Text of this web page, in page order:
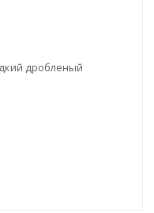
дробленый